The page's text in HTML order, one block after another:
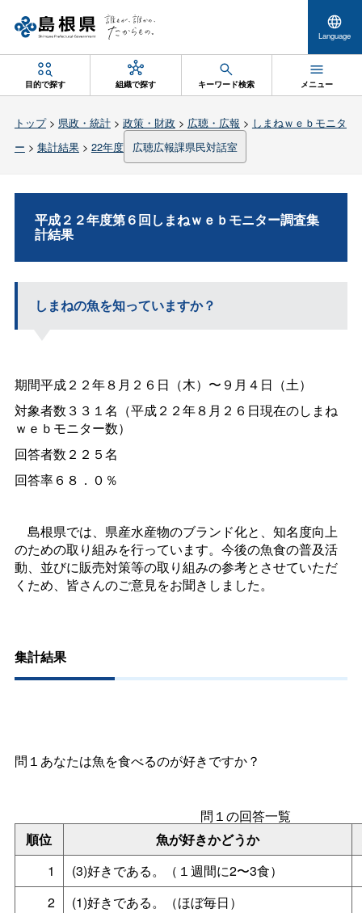
Language
目的で探す 組織で探す キーワード検索 メニュー
トップ> 県政・統計> 政策・財政 > 広聴・広報 > しまねｗｅｂモニタ
ー > 集計結果> 22年度 広聴広報課県民対話室
平成２２年度第６回しまねｗｅｂモニター調査集
計結果
しまねの魚を知っていますか？
期間平成２２年８月２６日（木）〜９月４日（土）
対象者数３３１名（平成２２年８月２６日現在のしまね
ｗｅｂモニター数）
回答者数２２５名
回答率６８．０％
島根県では、県産水産物のブランド化と、知名度向上
のための取り組みを行っています。今後の魚食の普及活
動、並びに販売対策等の取り組みの参考とさせていただ
くため、皆さんのご意見をお聞きしました。
集計結果
問１あなたは魚を食べるのが好きですか？
順位 魚が好きかどうか
問１の回答一覧
1
(3)好きである。（１週間に2〜3食）
2
(1)好きである。（ほぼ毎日）